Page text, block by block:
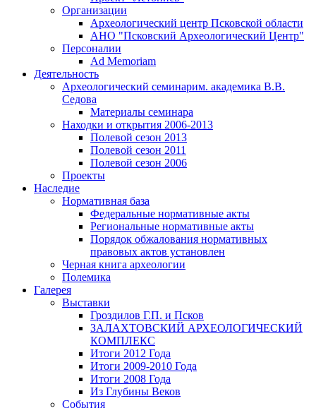
Организации
Археологический центр Псковской области
АНО "Псковский Археологический Центр"
Персоналии
Ad Memoriam
Деятельность
Археологический семинарим. академика В.В.
Седова
Материалы семинара
Находки и открытия 2006-2013
Полевой сезон 2013
Полевой сезон 2011
Полевой сезон 2006
Проекты
Наследие
Нормативная база
Федеральные нормативные акты
Региональные нормативные акты
Порядок обжалования нормативных
правовых актов установлен
Черная книга археологии
Полемика
Галерея
Выставки
Гроздилов Г.П. и Псков
ЗАЛАХТОВСКИЙ АРХЕОЛОГИЧЕСКИЙ
КОМПЛЕКС
Итоги 2012 Года
Итоги 2009-2010 Года
Итоги 2008 Года
Из Глубины Веков
События